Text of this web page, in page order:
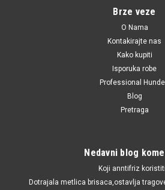
Brze veze
O Nama
Kontakirajte nas
Kako kupiti
Isporuka robe
Professional
Blog
Pretraga
Nedavni blog
Koji anntifriz
Dotrajala metlica brisaca,ostavlja